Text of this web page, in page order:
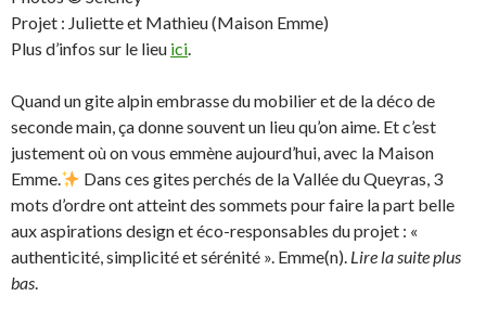
Projet : Juliette et Mathieu (Maison Emme)
Plus d’infos sur le lieu ici.
Quand un gite alpin embrasse du mobilier et de la déco de
seconde main, ça donne souvent un lieu qu’on aime. Et c’est
justement où on vous emmène aujourd’hui, avec la Maison
Emme.
Dans ces gites perchés de la Vallée du Queyras, 3
mots d’ordre ont atteint des sommets pour faire la part belle
aux aspirations design et éco-responsables du projet : «
authenticité, simplicité et sérénité ». Emme(n). Lire la suite plus
bas.